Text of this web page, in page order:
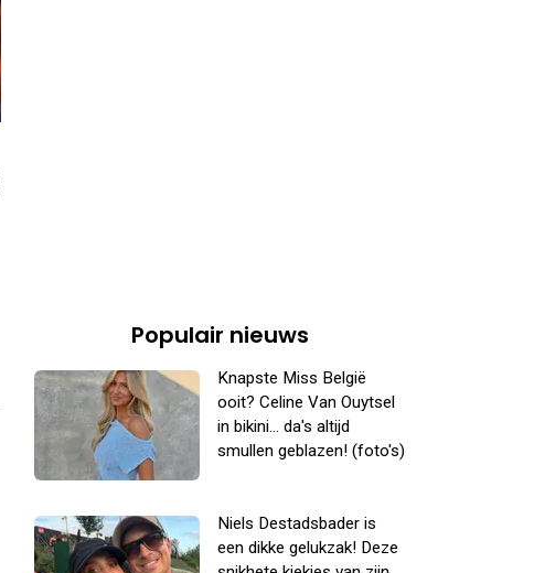
Populair nieuws
Knapste Miss België
ooit? Celine Van Ouytsel
in bikini... da's altijd
smullen geblazen! (foto's)
Niels Destadsbader is
een dikke gelukzak! Deze